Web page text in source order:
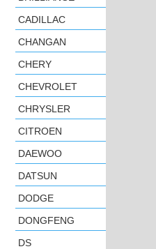
CADILLAC
CHANGAN
CHERY
CHEVROLET
CHRYSLER
CITROEN
DAEWOO
DATSUN
DODGE
DONGFENG
DS